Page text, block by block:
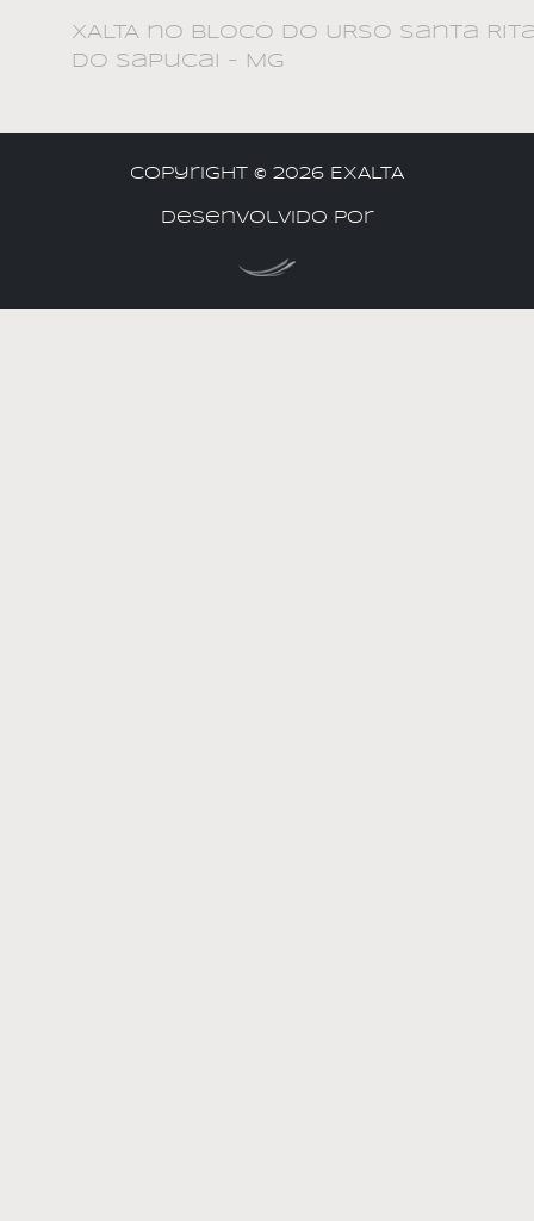
XALTA no BLOCO DO URSO Santa
do Sapucai - MG
Copyright © 2026 EXALTA
Desenvolvido por